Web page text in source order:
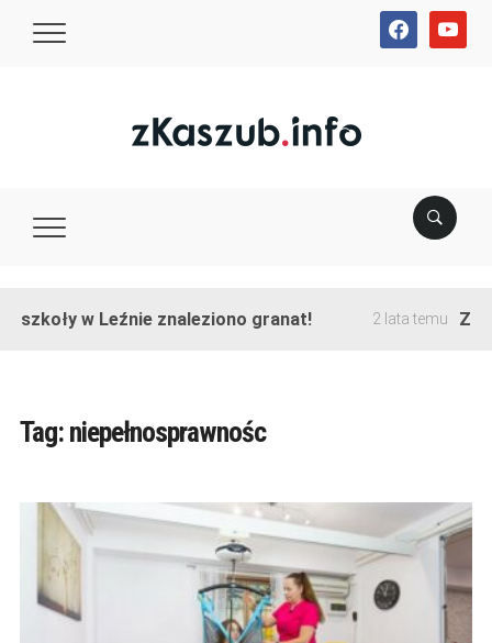
facebookyoutube
szkoły w Leźnie znaleziono granat! 2 lata temu
Tag: niepełnosprawnośc